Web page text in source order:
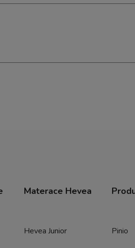
Materace Hevea
Hevea Junior Pinio